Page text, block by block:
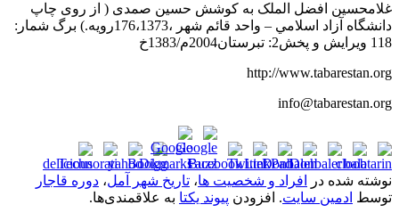
غلامحسين افضل الملک به کوشش حسين صمدی ( از روی چاپ
دانشگاه آزاد اسلامي – واحد قائم شهر ،176،1373رويه.) برگ شمار:
118 ويرايش و پخش2: تبرستان2004م/1383خ
http://www.tabarestan.org
info@tabarestan.org
نوشته شده در افراد و شخصیت ها، تاریخ شهر آمل، دوره قاجار
توسط ادمین سایت. افزودن پیوند یکتا به علاقمندی‌ها.